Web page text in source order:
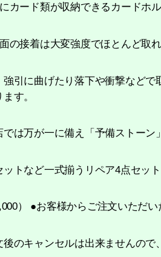
カード類が収納できるカードホ
の接着は大変強度でほとんど取
強引に曲げたり落下や衝撃など
す。
は万が一に備え「予備ストーン
ットなど一式揃うリペア4点セッ
） ●お客様からご注文いただ
後のキャンセルは出来ませんので